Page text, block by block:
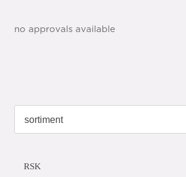
no approvals available
RSK